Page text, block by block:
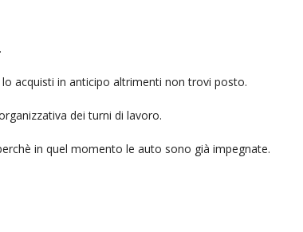
acquisti in anticipo altrimenti non trovi posto.
dei turni di lavoro.
in quel momento le auto sono già impegnate.